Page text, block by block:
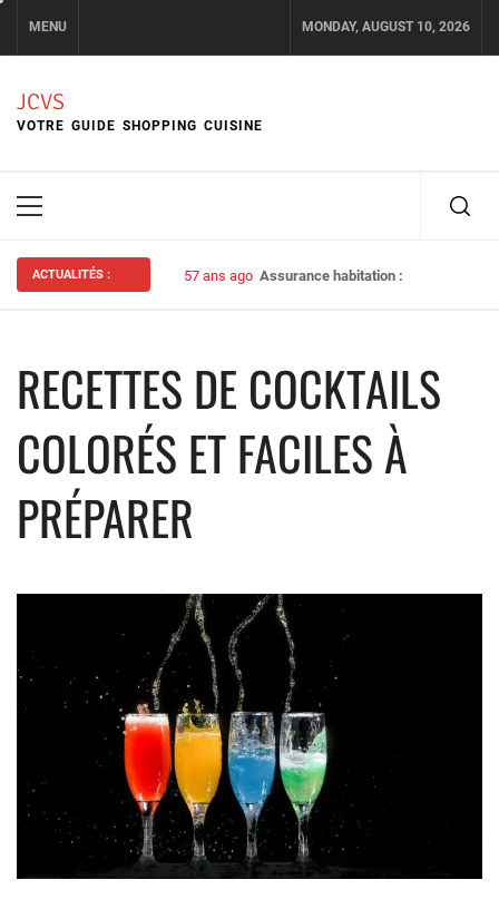
content
MENU MONDAY, AUGUST 10, 2026
JCVS
VOTRE GUIDE SHOPPING CUISINE
Primary
ACTUALITÉS : 57 ans ago Assurance habitation : bien choisir
RECETTES DE COCKTAILS
COLORÉS ET FACILES À
PRÉPARER